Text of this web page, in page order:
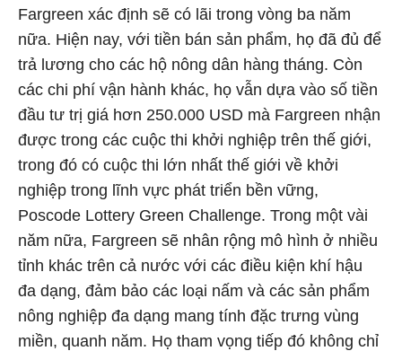
Fargreen xác định sẽ có lãi trong vòng ba năm
nữa. Hiện nay, với tiền bán sản phẩm, họ đã đủ để
trả lương cho các hộ nông dân hàng tháng. Còn
các chi phí vận hành khác, họ vẫn dựa vào số tiền
đầu tư trị giá hơn 250.000 USD mà Fargreen nhận
được trong các cuộc thi khởi nghiệp trên thế giới,
trong đó có cuộc thi lớn nhất thế giới về khởi
nghiệp trong lĩnh vực phát triển bền vững,
Poscode Lottery Green Challenge. Trong một vài
năm nữa, Fargreen sẽ nhân rộng mô hình ở nhiều
tỉnh khác trên cả nước với các điều kiện khí hậu
đa dạng, đảm bảo các loại nấm và các sản phẩm
nông nghiệp đa dạng mang tính đặc trưng vùng
miền, quanh năm. Họ tham vọng tiếp đó không chỉ